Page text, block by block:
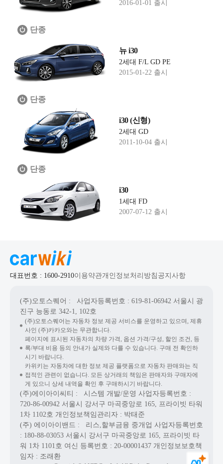
2016-01-01 출시
단종
뉴 i30
2세대 F/L GD PE
2015-01-22 출시
단종
i30 (신형)
2세대 GD
2011-10-04 출시
단종
i30
1세대 FD
2007-07-12 출시
대표번호 : 1600-2910이용약관개인정보처리방침 공지사항
(주)오토스퀘어 : 사업자등록번호 : 619-81-06942 서울시 광
진구 능동로 342-1, 102호
(주)오토스퀘어는 자동차 정보 제공 서비스를 운영하고 있으며, 제휴
사인 (주)카카오와는 무관합니다.
페이지에 표시된 자동차의 차량 가격, 옵션 가격/구성, 할인 조건, 등
록/부대 비용 등의 안내가 실제와 다를 수 있습니다. 구매 전 확인하
시기 바랍니다.
카위키는 자동차에 대한 정보 제공 플랫폼으로 자동차 판매와는 직
접적인 관련이 없습니다. 모든 상거래의 책임은 판매자와 구매자에
게 있으니 상세 내역을 확인 후 구매하시기 바랍니다.
(주)에이아이씨티 : 시스템 개발/운영 사업자등록번호 :
720-86-00942 서울시 강서구 마곡중앙로 165, 프라이빗 타워
1차 1102호 개인정보책임관리자 : 박태준
(주) 에이아이밴드 : 리스,할부금융 중개업 사업자등록번호
: 180-88-03053 서울시 강서구 마곡중앙로 165, 프라이빗 타
워 1차 1101호 여신 등록번호 : 20-00001437 개인정보보호책
임자 : 조래환